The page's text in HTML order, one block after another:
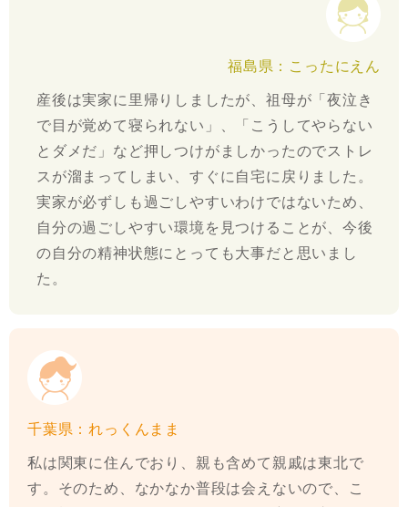
福島県：こったにえん
産後は実家に里帰りしましたが、祖母が「夜泣き
で目が覚めて寝られない」、「こうしてやらない
とダメだ」など押しつけがましかったのでストレ
スが溜まってしまい、すぐに自宅に戻りました。
実家が必ずしも過ごしやすいわけではないため、
自分の過ごしやすい環境を見つけることが、今後
の自分の精神状態にとっても大事だと思いまし
た。
千葉県：れっくんまま
私は関東に住んでおり、親も含めて親戚は東北で
す。そのため、なかなか普段は会えないので、こ